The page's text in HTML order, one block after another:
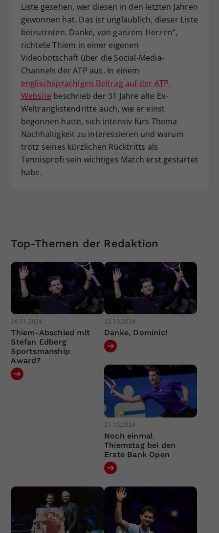
Liste gesehen, wer diesen in den letzten Jahren
gewonnen hat. Das ist unglaublich, dieser Liste
beizutreten. Danke, von ganzem Herzen“,
richtete Thiem in einer eigenen
Videobotschaft über die Social-Media-
Channels der ATP aus. In einem
englischsprachigen Beitrag auf der ATP-
Website beschrieb der 31 Jahre alte Ex-
Weltranglistendritte auch, wie er einst
begonnen hatte, sich intensiv fürs Thema
Nachhaltigkeit zu interessieren und warum
trotz seines kürzlichen Rücktritts als
Tennisprofi sein wichtiges Match erst gestartet
habe.
Top-Themen der Redaktion
26.11.2024
Thiem-Abschied mit
Stefan Edberg
Sportsmanship
Award?
22.10.2024
Danke, Dominic!
21.10.2024
Noch einmal
Thiemstag bei den
Erste Bank Open